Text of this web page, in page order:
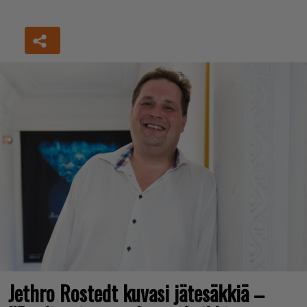
Jethro Rostedt kuvasi jätesäkkiä –